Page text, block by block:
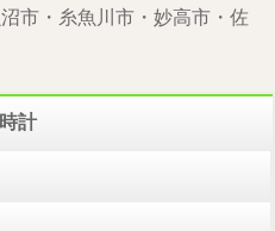
市・糸魚川市・妙高市・佐
計